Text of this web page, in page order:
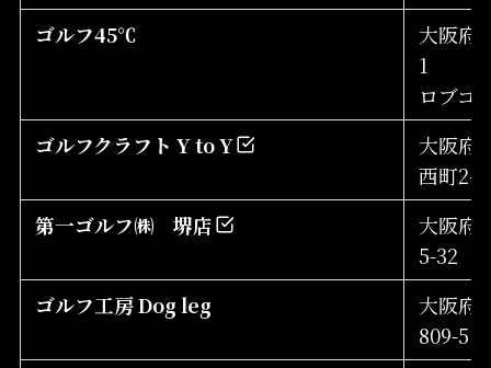
ゴルフ45℃
大阪府
1
ロブゴ
ゴルフクラフト Y to Y
大阪府
西町2-8
第一ゴルフ㈱ 堺店
大阪府
5-32
ゴルフ工房 Dog leg
大阪府
809-5